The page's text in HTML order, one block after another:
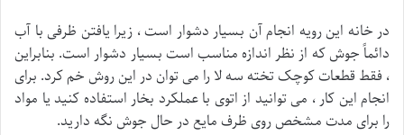
در خانه این رویه انجام آن بسیار دشوار است ، زیرا یافتن ظرفی با آب
دائماً جوش که از نظر اندازه مناسب است بسیار دشوار است. بنابراین
، فقط قطعات کوچک تخته سه لا را می توان در این روش خم کرد. برای
انجام این کار ، می توانید از اتوی با عملکرد بخار استفاده کنید یا مواد
را برای مدت مشخص روی ظرف مایع در حال جوش نگه دارید.